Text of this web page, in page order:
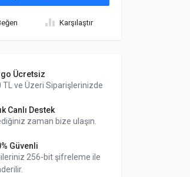
Karşılaştır
Ücretsiz
TL ve Üzeri Siparişlerinizde
Canlı Destek
zaman bize ulaşın.
Güvenli
256-bit şifreleme ile